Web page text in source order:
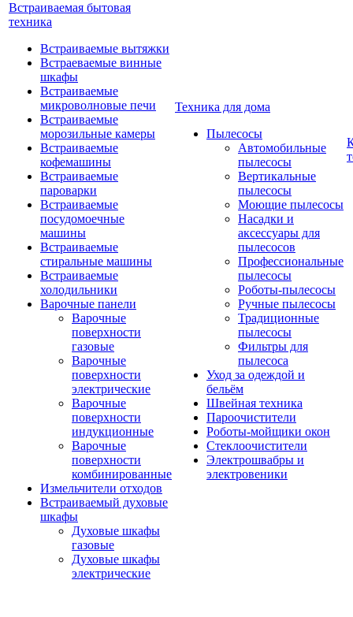
Встраиваемая бытовая
техника
Встраиваемые вытяжки
Встраеваемые винные
шкафы
Встраиваемые
микроволновые печи
Встраиваемые
морозильные камеры
Встраиваемые
кофемашины
Встраиваемые
пароварки
Встраиваемые
посудомоечные
машины
Встраиваемые
стиральные машины
Встраиваемые
холодильники
Варочные панели
Варочные
поверхности
газовые
Варочные
поверхности
электрические
Варочные
поверхности
индукционные
Варочные
поверхности
комбинированные
Измельчители отходов
Встраиваемый духовые
шкафы
Духовые шкафы
газовые
Духовые шкафы
электрические
Техника для дома
Пылесосы
Автомобильные
пылесосы
Вертикальные
пылесосы
Моющие пылесосы
Насадки и
аксессуары для
пылесосов
Профессиональные
пылесосы
Роботы-пылесосы
Ручные пылесосы
Традиционные
пылесосы
Фильтры для
пылесоса
Уход за одеждой и
бельём
Швейная техника
Пароочистители
Роботы-мойщики окон
Стеклоочистители
Электрошвабры и
электровеники